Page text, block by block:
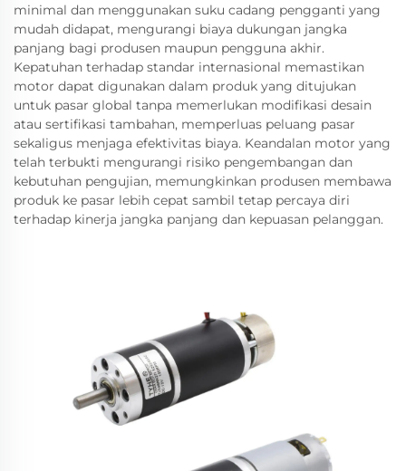
minimal dan menggunakan suku cadang pengganti yang
mudah didapat, mengurangi biaya dukungan jangka
panjang bagi produsen maupun pengguna akhir.
Kepatuhan terhadap standar internasional memastikan
motor dapat digunakan dalam produk yang ditujukan
untuk pasar global tanpa memerlukan modifikasi desain
atau sertifikasi tambahan, memperluas peluang pasar
sekaligus menjaga efektivitas biaya. Keandalan motor yang
telah terbukti mengurangi risiko pengembangan dan
kebutuhan pengujian, memungkinkan produsen membawa
produk ke pasar lebih cepat sambil tetap percaya diri
terhadap kinerja jangka panjang dan kepuasan pelanggan.